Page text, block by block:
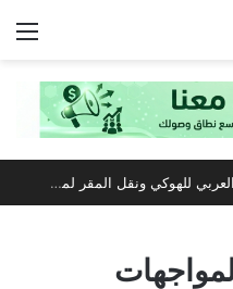
سلطنة عُمان تفوز برئاسة الاتحاد العربي للهوكي ونقل المقر لمسقط